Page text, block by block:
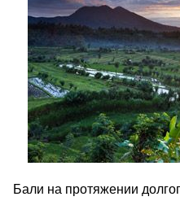
Бали на протяжении